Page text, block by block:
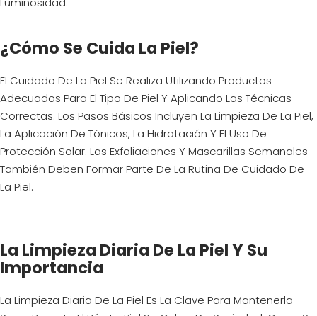
¿Cómo Se Cuida La Piel?
El Cuidado De La Piel Se Realiza Utilizando Productos
Adecuados Para El Tipo De Piel Y Aplicando Las Técnicas
Correctas. Los Pasos Básicos Incluyen La Limpieza De La Piel,
La Aplicación De Tónicos, La Hidratación Y El Uso De
Protección Solar. Las Exfoliaciones Y Mascarillas Semanales
También Deben Formar Parte De La Rutina De Cuidado De
La Piel.
La Limpieza Diaria De La Piel Y Su
Importancia
La Limpieza Diaria De La Piel Es La Clave Para Mantenerla